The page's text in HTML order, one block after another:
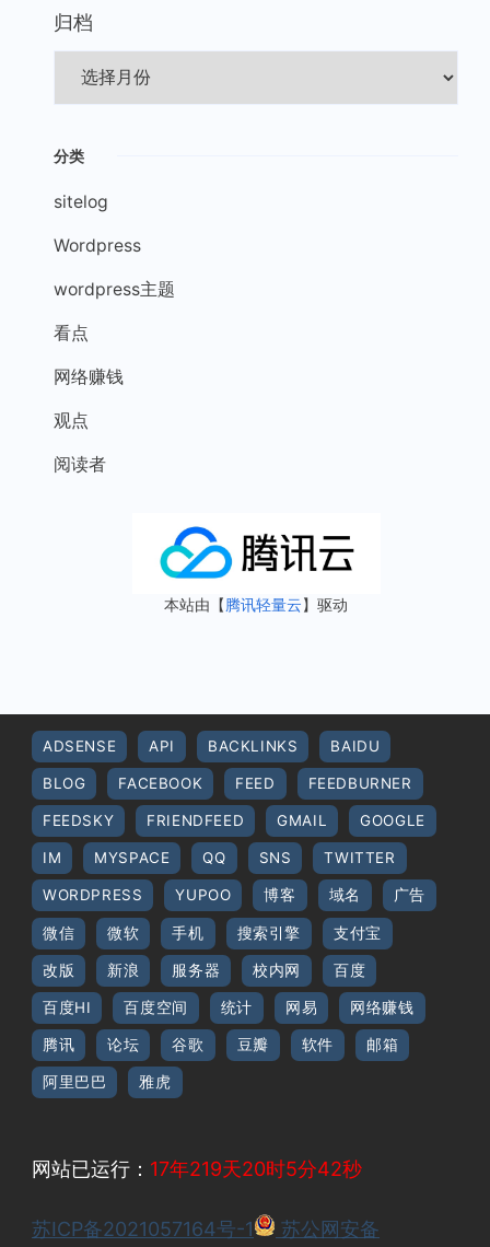
归档
分类
sitelog
Wordpress
wordpress主题
看点
网络赚钱
观点
阅读者
本站由【腾讯轻量云】驱动
ADSENSE API BACKLINKS BAIDU
BLOG FACEBOOK FEED FEEDBURNER
FEEDSKY FRIENDFEED GMAIL GOOGLE
IM MYSPACE QQ SNS TWITTER
WORDPRESS YUPOO 博客 域名 广告
微信 微软 手机 搜索引擎 支付宝
改版 新浪 服务器 校内网 百度
百度HI 百度空间 统计 网易 网络赚钱
腾讯 论坛 谷歌 豆瓣 软件 邮箱
阿里巴巴 雅虎
网站已运行： 17年219天20时5分42秒
苏ICP备2021057164号-1 苏公网安备